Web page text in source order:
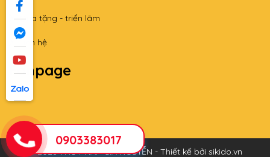
Qùa tặng - triển lãm
Liên hệ
Fanpage
© 2026 THƯ PHÁP GIA NGUYỄN - Thiết kế bởi sikido.vn
0903383017